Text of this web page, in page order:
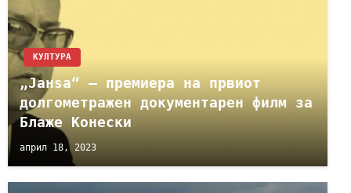
КУЛТУРА
„Јанѕа“ – премиера на првиот
долгометражен документарен филм за
Блаже Конески
април 18, 2023